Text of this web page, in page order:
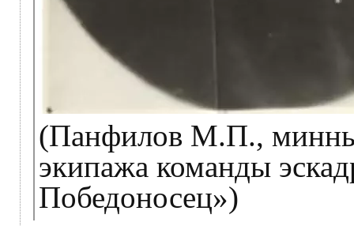
(Панфилов М.П.,
экипажа команды
Победоносец»)